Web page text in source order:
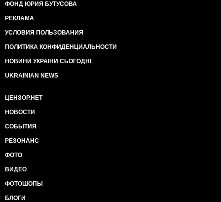
ФОНД ЮРИЯ БУТУСОВА
РЕКЛАМА
УСЛОВИЯ ПОЛЬЗОВАНИЯ
ПОЛИТИКА КОНФИДЕНЦИАЛЬНОСТИ
НОВИНИ УКРАЇНИ СЬОГОДНІ
UKRAINIAN NEWS
ЦЕНЗОР.НЕТ
НОВОСТИ
СОБЫТИЯ
РЕЗОНАНС
ФОТО
ВИДЕО
ФОТОШОПЫ
БЛОГИ